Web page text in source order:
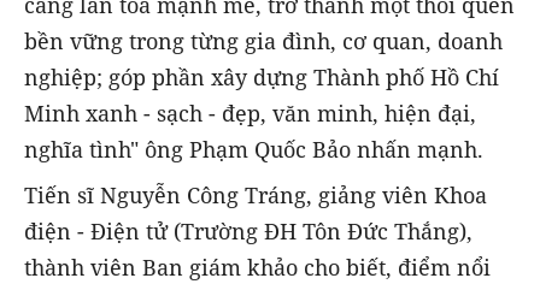
bền vững trong từng gia đình, cơ quan, doanh
nghiệp; góp phần xây dựng Thành phố Hồ Chí
Minh xanh - sạch - đẹp, văn minh, hiện đại,
nghĩa tình" ông Phạm Quốc Bảo nhấn mạnh.
Tiến sĩ Nguyễn Công Tráng, giảng viên Khoa
điện - Điện tử (Trường ĐH Tôn Đức Thắng),
thành viên Ban giám khảo cho biết, điểm nổi